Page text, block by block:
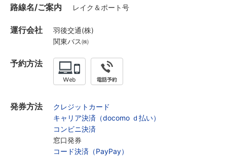
路線名/ご案内 レイク＆ポート号
運行会社
羽後交通(株)
関東バス㈱
予約方法
発券方法
クレジットカード
キャリア決済（docomo ｄ払い）
コンビニ決済
窓口発券
コード決済（PayPay）